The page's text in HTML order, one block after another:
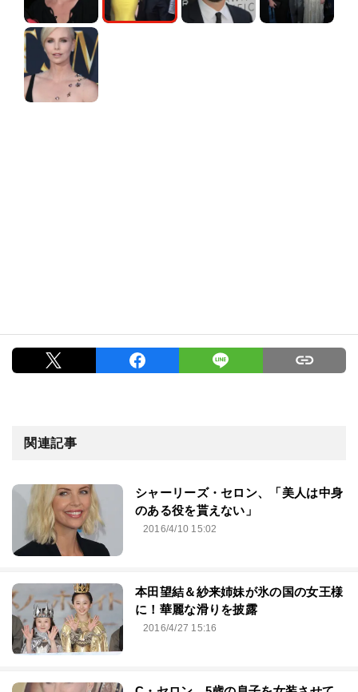
関連記事
シャーリーズ・セロン、「美人は中身
のある役を貰えない」
2016/4/10 15:02
本田望結＆紗来姉妹が氷の国の女王様
に！華麗な滑りを披露
2016/4/27 15:16